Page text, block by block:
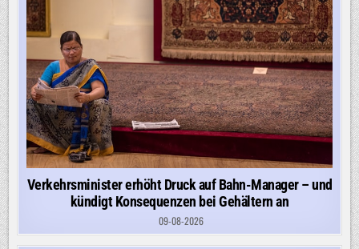
Verkehrsminister erhöht Druck auf Bahn-Manager – und
kündigt Konsequenzen bei Gehältern an
09-08-2026